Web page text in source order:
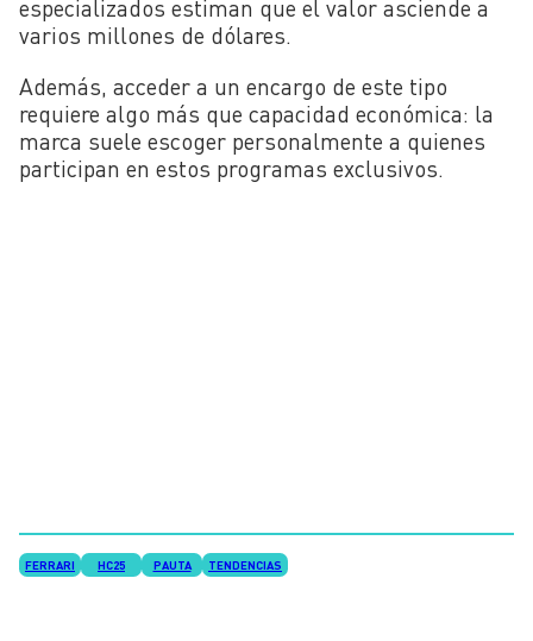
especializados estiman que el valor asciende a
varios millones de dólares.
Además, acceder a un encargo de este tipo
requiere algo más que capacidad económica: la
marca suele escoger personalmente a quienes
participan en estos programas exclusivos.
FERRARI HC25 PAUTA TENDENCIAS